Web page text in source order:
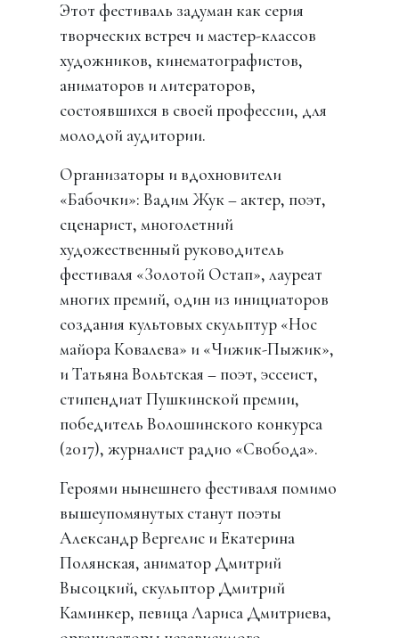
Этот фестиваль задуман как серия
творческих встреч и мастер-классов
художников, кинематографистов,
аниматоров и литераторов,
состоявшихся в своей профессии, для
молодой аудитории.
Организаторы и вдохновители
«Бабочки»: Вадим Жук – актер, поэт,
сценарист, многолетний
художественный руководитель
фестиваля «Золотой Остап», лауреат
многих премий, один из инициаторов
создания культовых скульптур «Нос
майора Ковалева» и «Чижик-Пыжик»,
и Татьяна Вольтская – поэт, эссеист,
стипендиат Пушкинской премии,
победитель Волошинского конкурса
(2017), журналист радио «Свобода».
Героями нынешнего фестиваля помимо
вышеупомянутых станут поэты
Александр Вергелис и Екатерина
Полянская, аниматор Дмитрий
Высоцкий, скульптор Дмитрий
Каминкер, певица Лариса Дмитриева,